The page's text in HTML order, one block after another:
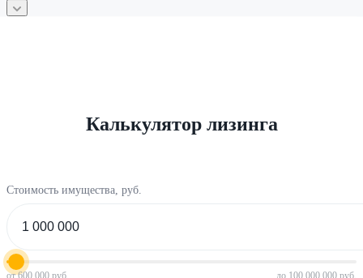
Калькулятор лизинга
Стоимость имущества, руб.